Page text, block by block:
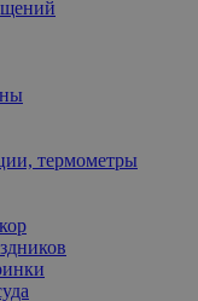
термометры